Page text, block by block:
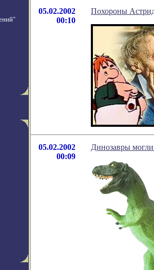
05.02.2002
00:10
Похороны Астрид
05.02.2002
00:09
Динозавры могли